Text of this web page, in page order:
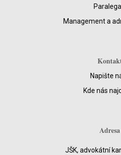
Management a
Napište
Kde nás
Adresa
JŠK, advokátní